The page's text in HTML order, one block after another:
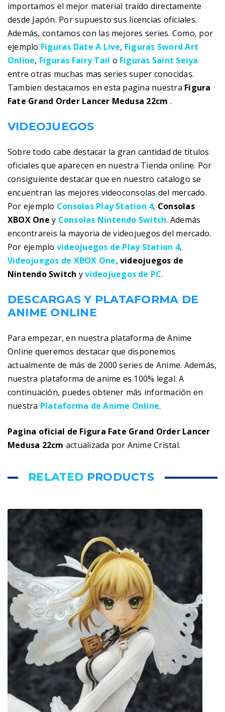
importamos el mejor material traído directamente
desde Japón. Por supuesto sus licencias oficiales.
Además, contamos con las mejores series. Como, por
ejemplo Figuras Date A Live, Figuras Sword Art
Online, Figuras Fairy Tail o Figuras Saint Seiya
entre otras muchas mas series super conocidas.
Tambien destacamos en esta pagina nuestra Figura
Fate Grand Order Lancer Medusa 22cm .
VIDEOJUEGOS
Sobre todo cabe destacar la gran cantidad de titulos
oficiales que aparecen en nuestra Tienda online. Por
consiguiente destacar que en nuestro catalogo se
encuentran las mejores videoconsolas del mercado.
Por ejemplo Consolas Play Station 4, Consolas
XBOX One y Consolas Nintendo Switch. Además
encontrareis la mayoria de videojuegos del mercado.
Por ejemplo videojuegos de Play Station 4,
Videojuegos de XBOX One,videojuegos de
Nintendo Switch yvideojuegos de PC.
DESCARGAS Y PLATAFORMA DE
ANIME ONLINE
Para empezar, en nuestra plataforma de Anime
Online queremos destacar que disponemos
actualmente de más de 2000 series de Anime. Además,
nuestra plataforma de anime es 100% legal. A
continuación, puedes obtener más información en
nuestra Plataforma de Anime Online.
Pagina oficial de Figura Fate Grand Order Lancer
Medusa 22cm actualizada por Anime Cristal.
RELATED PRODUCTS